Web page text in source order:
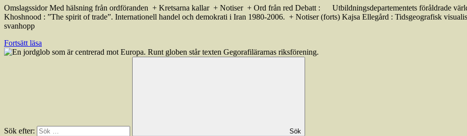
Omslagssidor Med hälsning från ordföranden + Kretsarna kallar + Notiser + Ord från red Debatt : Utbildningsdepartementets föråldrade
Khoshnood : ”The spirit of trade”. Internationell handel och demokrati i Iran 1980-2006. + Notiser (forts) Kajsa Ellegård : Tidsgeografisk
svanhopp
Fortsätt läsa
Sök efter: Sök